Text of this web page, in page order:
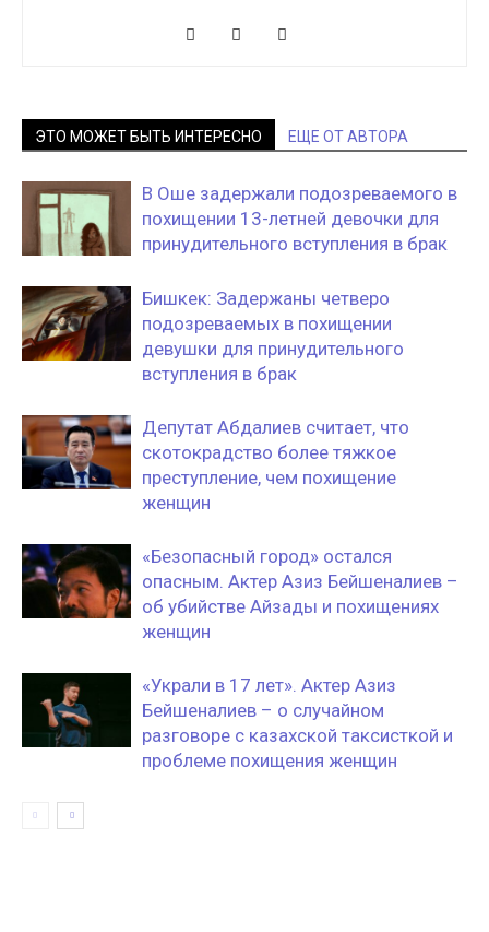
ЭТО МОЖЕТ БЫТЬ ИНТЕРЕСНО ЕЩЕ ОТ АВТОРА
В Оше задержали подозреваемого в
похищении 13-летней девочки для
принудительного вступления в брак
Бишкек: Задержаны четверо
подозреваемых в похищении
девушки для принудительного
вступления в брак
Депутат Абдалиев считает, что
скотокрадство более тяжкое
преступление, чем похищение
женщин
«Безопасный город» остался
опасным. Актер Азиз Бейшеналиев –
об убийстве Айзады и похищениях
женщин
«Украли в 17 лет». Актер Азиз
Бейшеналиев – о случайном
разговоре с казахской таксисткой и
проблеме похищения женщин